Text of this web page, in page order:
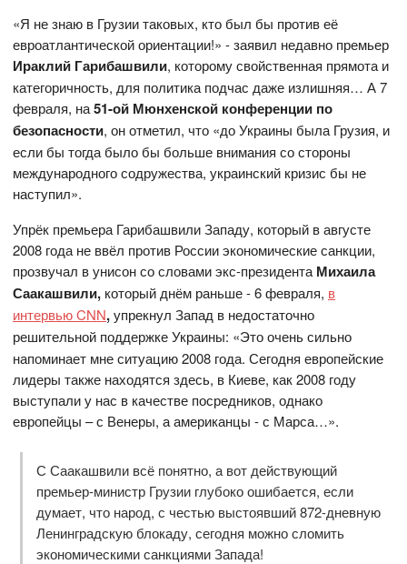
«Я не знаю в Грузии таковых, кто был бы против её
евроатлантической ориентации!» - заявил недавно премьер
Ираклий Гарибашвили, которому свойственная прямота и
категоричность, для политика подчас даже излишняя… А 7
февраля, на51-ой Мюнхенской конференции по
безопасности, он отметил, что «до Украины была Грузия, и
если бы тогда было бы больше внимания со стороны
международного содружества, украинский кризис бы не
наступил».
Упрёк премьера Гарибашвили Западу, который в августе
2008 года не ввёл против России экономические санкции,
прозвучал в унисон со словамиэкс-президентаМихаила
Саакашвили, который днём раньше - 6 февраля, в
интервью CNN,упрекнул Запад в недостаточно
решительной поддержке Украины: «Это очень сильно
напоминает мне ситуацию 2008 года. Сегодня европейские
лидеры также находятся здесь, в Киеве, как 2008 году
выступали у нас в качестве посредников, однако
европейцы – с Венеры, а американцы - с Марса…».
С Саакашвили всё понятно, а вот действующий
премьер-министр Грузии глубоко ошибается, если
думает, что народ, с честью выстоявший 872-дневную
Ленинградскую блокаду, сегодня можно сломить
экономическими санкциями Запада!